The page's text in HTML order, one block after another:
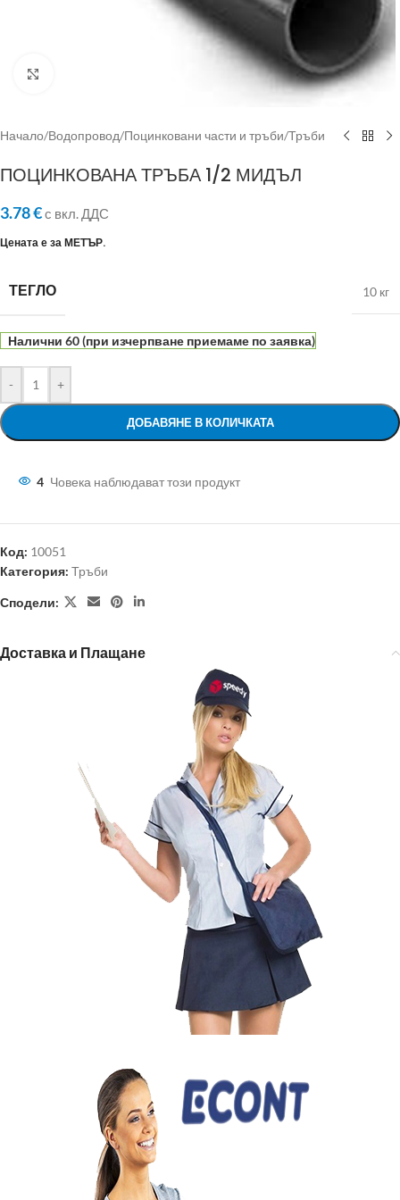
Начало/Водопровод/Поцинковани части и тръби/Тръби
ПОЦИНКОВАНА ТРЪБА 1/2 МИДЪЛ
3.78€с вкл. ДДС
Цената е за МЕТЪР.
ТЕГЛО 10 кг
Налични 60 (при изчерпване приемаме по заявка)
- +
ДОБАВЯНЕ В КОЛИЧКАТА
4 Човека наблюдават този продукт
Код: 10051
Категория: Тръби
Сподели:
Доставка и Плащане